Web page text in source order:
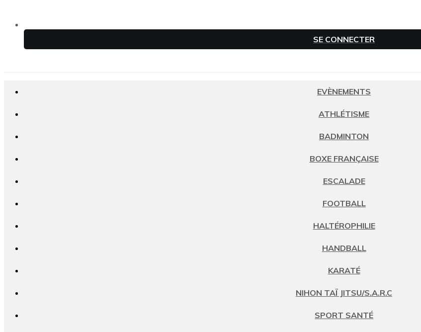
SE CONNECTER
EVÈNEMENTS
ATHLÉTISME
BADMINTON
BOXE FRANÇAISE
ESCALADE
FOOTBALL
HALTÉROPHILIE
HANDBALL
KARATÉ
NIHON TAÏ JITSU/S.A.R.C
SPORT SANTÉ